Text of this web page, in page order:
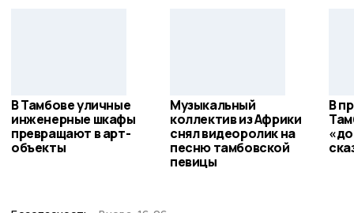
В Тамбове уличные
инженерные шкафы
превращают в арт-
объекты
Музыкальный
коллектив из Африки
снял видеоролик на
песню тамбовской
певицы
В